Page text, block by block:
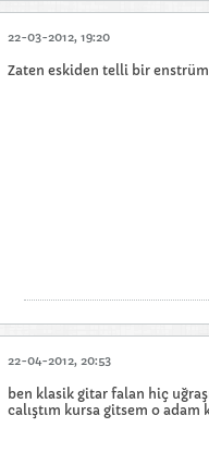
22-03-2012, 19:20
Zaten eskiden telli bir
22-04-2012, 20:53
ben klasik gitar falan hiç
calıştım kursa gitsem o